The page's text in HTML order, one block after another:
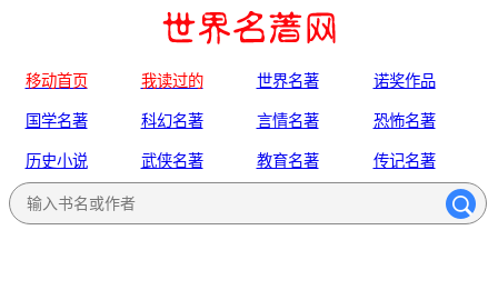
移动首页 我读过的 世界名著 诺奖作品
国学名著 科幻名著 言情名著 恐怖名著
历史小说 武侠名著 教育名著 传记名著